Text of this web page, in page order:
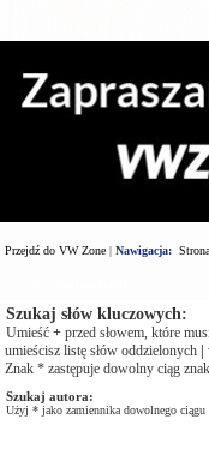
Przejdź do VW Zone | Nawigacja:
Szukaj słów kluczowych:
Umieść + przed słowem, które
umieścisz listę słów oddzielonych |
Znak * zastępuje dowolny ciąg
Szukaj autora:
Użyj * jako zamiennika dowolnego ciągu